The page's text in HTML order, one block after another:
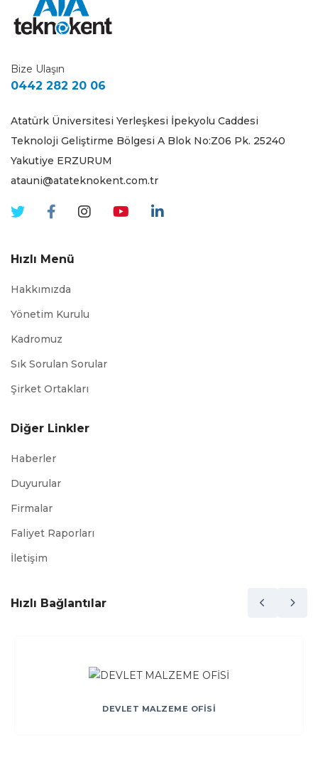
Bize Ulaşın
0442 282 20 06
Atatürk Üniversitesi Yerleşkesi İpekyolu Caddesi
Teknoloji Geliştirme Bölgesi A Blok No:Z06 Pk. 25240
Yakutiye ERZURUM
atauni@atateknokent.com.tr
Hızlı Menü
Hakkımızda
Yönetim Kurulu
Kadromuz
Sık Sorulan Sorular
Şirket Ortakları
Diğer Linkler
Haberler
Duyurular
Firmalar
Faliyet Raporları
İletişim
Hızlı Bağlantılar
DEVLET MALZEME OFİSİ